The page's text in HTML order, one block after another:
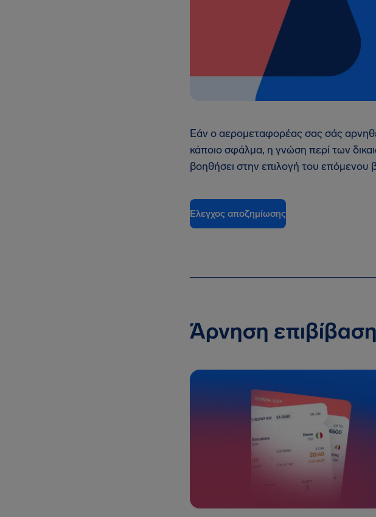
Εάν ο αερομεταφορέας σας σάς
κάποιο σφάλμα, η γνώση περί των
βοηθήσει στην επιλογή του επόμενου
Έλεγχος αποζημίωσης
Άρνηση